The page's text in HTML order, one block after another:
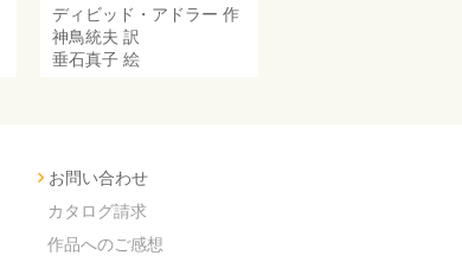
ディビッド・アドラー 作
神鳥統夫 訳
垂石真子 絵
お問い合わせ
カタログ請求
作品へのご感想